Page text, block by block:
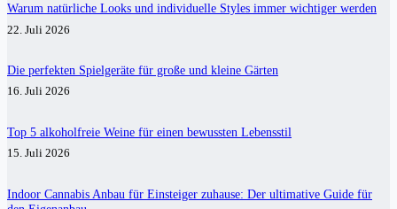
Warum natürliche Looks und individuelle Styles immer wichtiger werden
22. Juli 2026
Die perfekten Spielgeräte für große und kleine Gärten
16. Juli 2026
Top 5 alkoholfreie Weine für einen bewussten Lebensstil
15. Juli 2026
Indoor Cannabis Anbau für Einsteiger zuhause: Der ultimative Guide für